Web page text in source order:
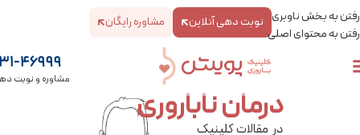
رفتن به بخش ناوبری
رفتن به محتوای اصلی
نوبت دهی آنلاین مشاوره رایگان
46999
مشاوره و نوبت
درمان ناباروری
در مقالات کلینیک